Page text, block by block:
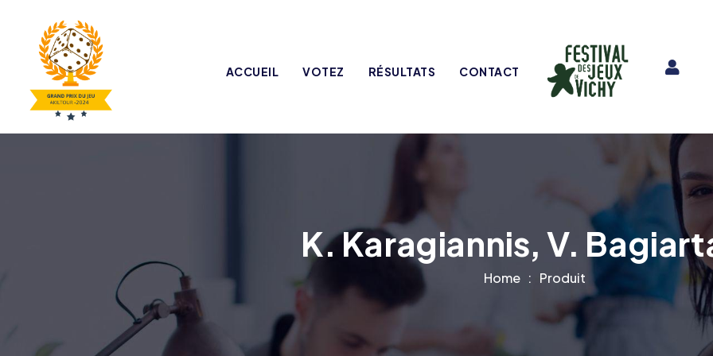
ACCUEIL VOTEZ RÉSULTATS CONTACT
K. Karagiannis, V.
Home Produit